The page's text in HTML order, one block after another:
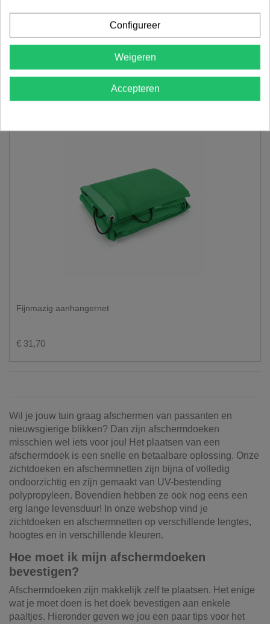
Klimaatnetten
€ 310,82
Fijnmazig aanhangernet
€ 31,70
Wil je jouw tuin graag afschermen van passanten en
nieuwsgierige blikken? Dan zijn afschermdoeken
misschien wel iets voor jou! Het plaatsen van een
afschermdoek is een snelle en betaalbare oplossing. Onze
zichtdoeken en afschermnetten zijn bijna of volledig
ondoorzichtig en zijn gemaakt van UV-bestending
polypropyleen. Bovendien hebben ze ook nog eens een
erg lange levensduur! In onze webshop vind je
zichtdoeken en afschermnetten op verschillende lengtes,
hoogtes en in verschillende kleuren.
Hoe moet ik mijn afschermdoeken
bevestigen?
Afschermdoeken zijn makkelijk zelf te plaatsen. Het enige
wat je moet doen is het doek bevestigen aan enkele
paaltjes. Hieronder geven we jou een paar tips voor het
Configureer
Weigeren
Accepteren